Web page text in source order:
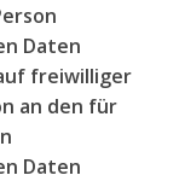
Daten
freiwilliger
an den für
Daten